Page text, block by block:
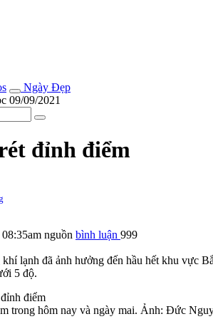
Ngày Đẹp
09/09/2021
đỉnh điểm
nguồn bình luận 999
lạnh đã ảnh hưởng đến hầu hết khu vực
5 độ.
trong hôm nay và ngày mai. Ảnh: Đức